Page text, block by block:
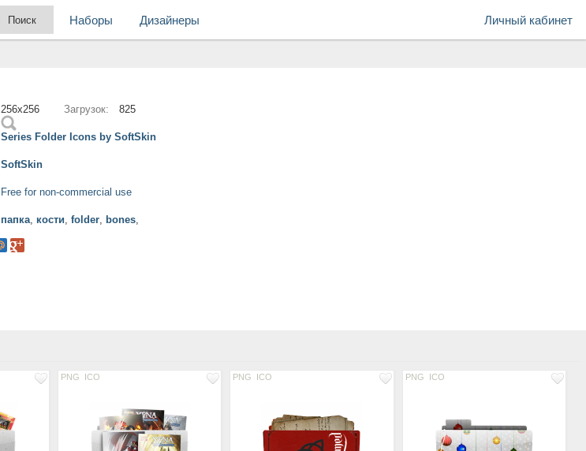
Личный кабинет
Наборы Дизайнеры
256x256 Загрузок: 825
Series Folder Icons by SoftSkin
SoftSkin
Free for non-commercial use
папка, кости, folder, bones,
PNG ICO PNG ICO PNG ICO